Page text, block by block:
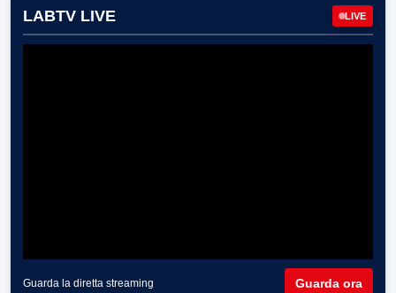
LABTV LIVE LIVE
Guarda la diretta streaming Guarda ora